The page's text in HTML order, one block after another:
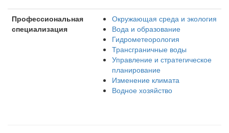
Профессиональная
специализация
Окружающая среда и экология
Вода и образование
Гидрометеорология
Трансграничные воды
Управление и стратегическое
планирование
Изменение климата
Водное хозяйство